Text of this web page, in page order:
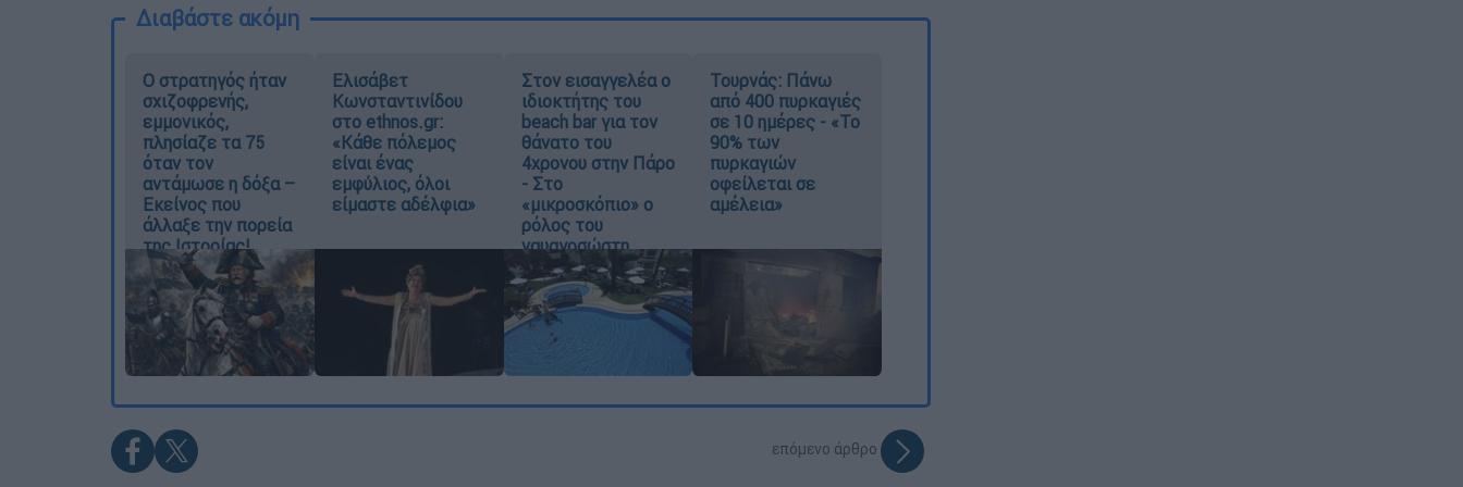
Διαβάστε ακόμη
O στρατηγός ήταν
σχιζοφρενής,
εμμονικός,
πλησίαζε τα 75
όταν τον
αντάμωσε η δόξα –
Εκείνος που
άλλαξε την πορεία
της Ιστορίας!
Ελισάβετ
Κωνσταντινίδου
στο ethnos.gr:
«Κάθε πόλεμος
είναι ένας
εμφύλιος, όλοι
είμαστε αδέλφια»
Στον εισαγγελέα ο
ιδιοκτήτης του
beach bar για τον
θάνατο του
4χρονου στην Πάρο
- Στο
«μικροσκόπιο» ο
ρόλος του
ναυαγοσώστη
Τουρνάς: Πάνω
από 400 πυρκαγιές
σε 10 ημέρες - «Το
90% των
πυρκαγιών
οφείλεται σε
αμέλεια»
επόμενο άρθρο